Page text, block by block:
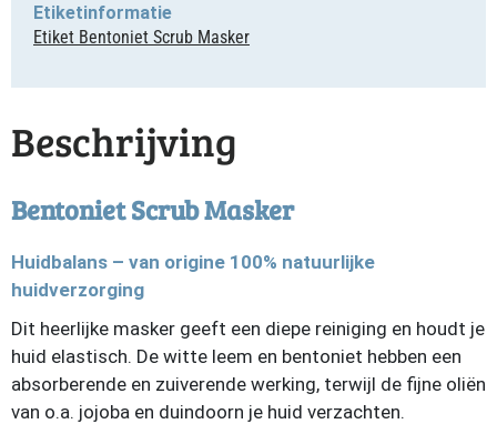
Beschrijving
Bentoniet Scrub Masker
Huidbalans – van origine 100% natuurlijke
huidverzorging
Dit heerlijke masker geeft een diepe reiniging en houdt je
huid elastisch. De witte leem en bentoniet hebben een
absorberende en zuiverende werking, terwijl de fijne oliën
van o.a. jojoba en duindoorn je huid verzachten.
Etiketinformatie
Etiket Bentoniet Scrub Masker